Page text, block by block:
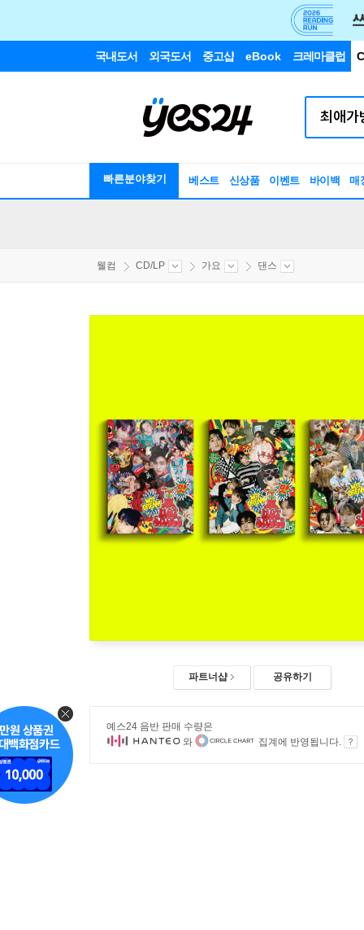
국내도서 외국도서 중고샵 eBook 크레마클럽
빠른분야찾기 베스트 신상품 이벤트 바이백 매
웰컴 CD/LP 가요 댄스
파트너샵 공유하기
예스24 음반 판매 수량은
와
집계에 반영됩니다.